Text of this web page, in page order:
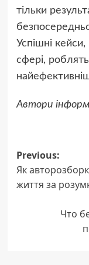
тільки
Успішні
сфері,
Автори
Post
Previous:
Як
життя за
Что